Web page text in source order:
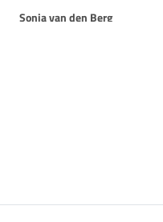
Rob van Rijn